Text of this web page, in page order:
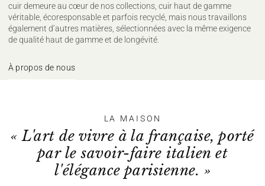
cuir demeure au cœur de nos collections, cuir haut de gamme
véritable, écoresponsable et parfois recyclé, mais nous travaillons
également d’autres matières, sélectionnées avec la même exigence
de qualité haut de gamme et de longévité.
À propos de nous
LA MAISON
« L'art de vivre à la française, porté
par le savoir-faire italien et
l'élégance parisienne. »